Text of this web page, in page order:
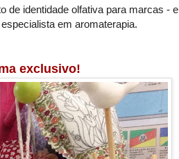
de identidade olfativa para marcas - e
em aromaterapia.
exclusivo!